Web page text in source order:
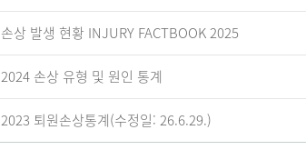
손상 발생 현황 INJURY FACTBOOK 2025
2024 손상 유형 및 원인 통계
2023 퇴원손상통계(수정일: 26.6.29.)